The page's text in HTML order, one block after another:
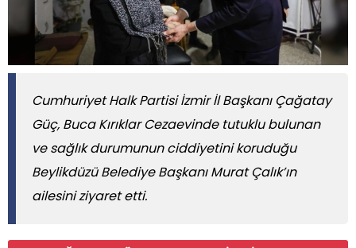
Cumhuriyet Halk Partisi İzmir İl Başkanı Çağatay
Güç, Buca Kırıklar Cezaevinde tutuklu bulunan
ve sağlık durumunun ciddiyetini koruduğu
Beylikdüzü Belediye Başkanı Murat Çalık’ın
ailesini ziyaret etti.